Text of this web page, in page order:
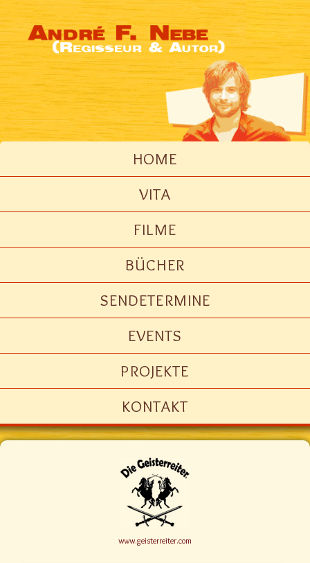
HOME
VITA
FILME
BÜCHER
SENDETERMINE
EVENTS
PROJEKTE
KONTAKT
www.geisterreiter.com